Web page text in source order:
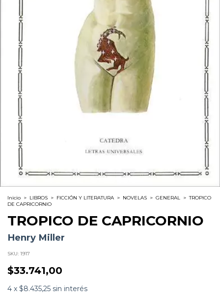
Inicio > LIBROS > FICCIÓN Y LITERATURA > NOVELAS > GENERAL > TROPICO
DE CAPRICORNIO
TROPICO DE CAPRICORNIO
Henry Miller
SKU: 1917
$33.741,00
4 x $8.435,25 sin interés